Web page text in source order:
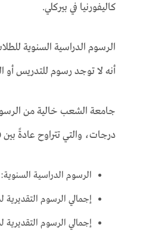
كاليفورنيا في بيركلي.
الرسوم الدراسية السنوية
أنه لا توجد رسوم للتدريس أو
جامعة الشعب خالية من
درجات، والتي تتراوح عادةً بين 2000 دولار و4000 دولار.
الرسوم الدراسية السنوية: 0 دولار
إجمالي الرسوم التقديرية
إجمالي الرسوم التقديرية لدرجة